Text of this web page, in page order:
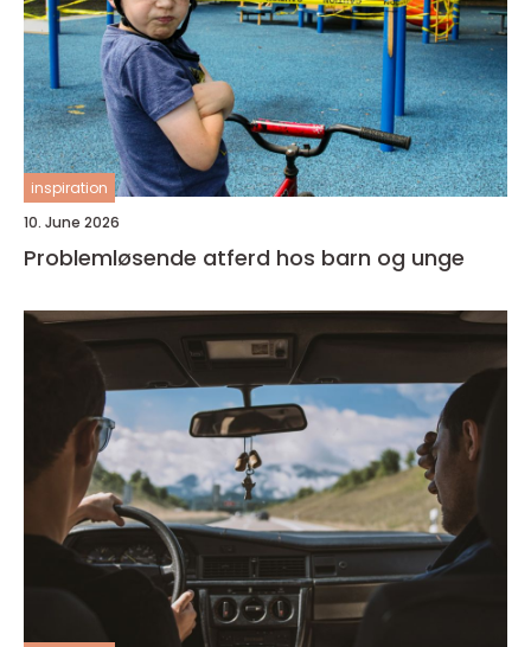
inspiration
10. June 2026
Problemløsende atferd hos barn og unge